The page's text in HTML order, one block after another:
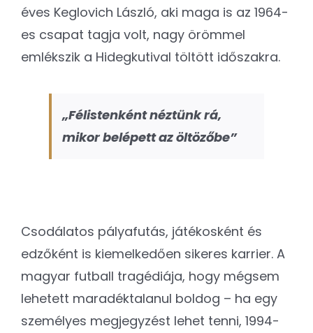
éves Keglovich László, aki maga is az 1964-
es csapat tagja volt, nagy örömmel
emlékszik a Hidegkutival töltött időszakra.
„Félistenként néztünk rá,
mikor belépett az öltözőbe”
Csodálatos pályafutás, játékosként és
edzőként is kiemelkedően sikeres karrier. A
magyar futball tragédiája, hogy mégsem
lehetett maradéktalanul boldog – ha egy
személyes megjegyzést lehet tenni, 1994-